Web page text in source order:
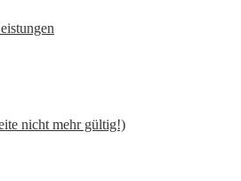
nicht mehr gültig!)